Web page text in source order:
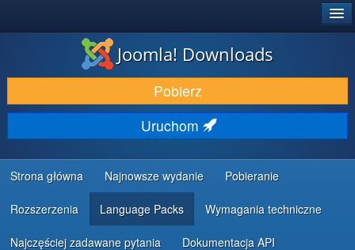
DODATKI I ROZSZERZENIA
ODKRYJ & POZNAJ
SPOŁECZNOŚĆ & WSPARCIE
ZASOBY DLA PROGRAMISTÓW
Joomla! Downloads
Pobierz
Uruchom
Strona główna Najnowsze wydanie Pobieranie
Rozszerzenia Language Packs Wymagania techniczne
Najczęściej zadawane pytania Dokumentacja API